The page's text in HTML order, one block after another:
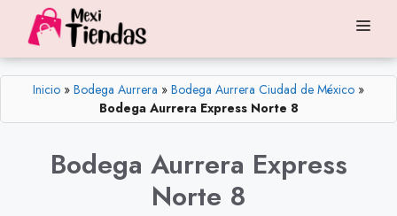
contenido
Inicio » Bodega Aurrera » Bodega Aurrera Ciudad de México »
Bodega Aurrera Express Norte 8
Bodega Aurrera Express
Norte 8